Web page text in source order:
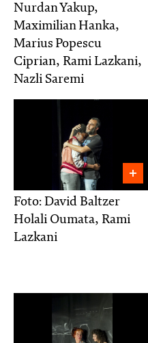
Nurdan Yakup,
Maximilian Hanka,
Marius Popescu
Ciprian, Rami Lazkani,
Nazli Saremi
Foto: David Baltzer
Holali Oumata, Rami
Lazkani